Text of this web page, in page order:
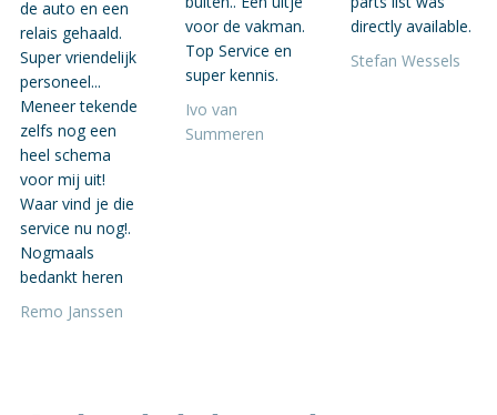
de auto en een
relais gehaald.
Super vriendelijk
personeel...
Meneer tekende
zelfs nog een
heel schema
voor mij uit!
Waar vind je die
service nu nog!.
Nogmaals
bedankt heren
Remo Janssen
voor de vakman.
Top Service en
super kennis.
Ivo van
Summeren
directly available.
Stefan Wessels